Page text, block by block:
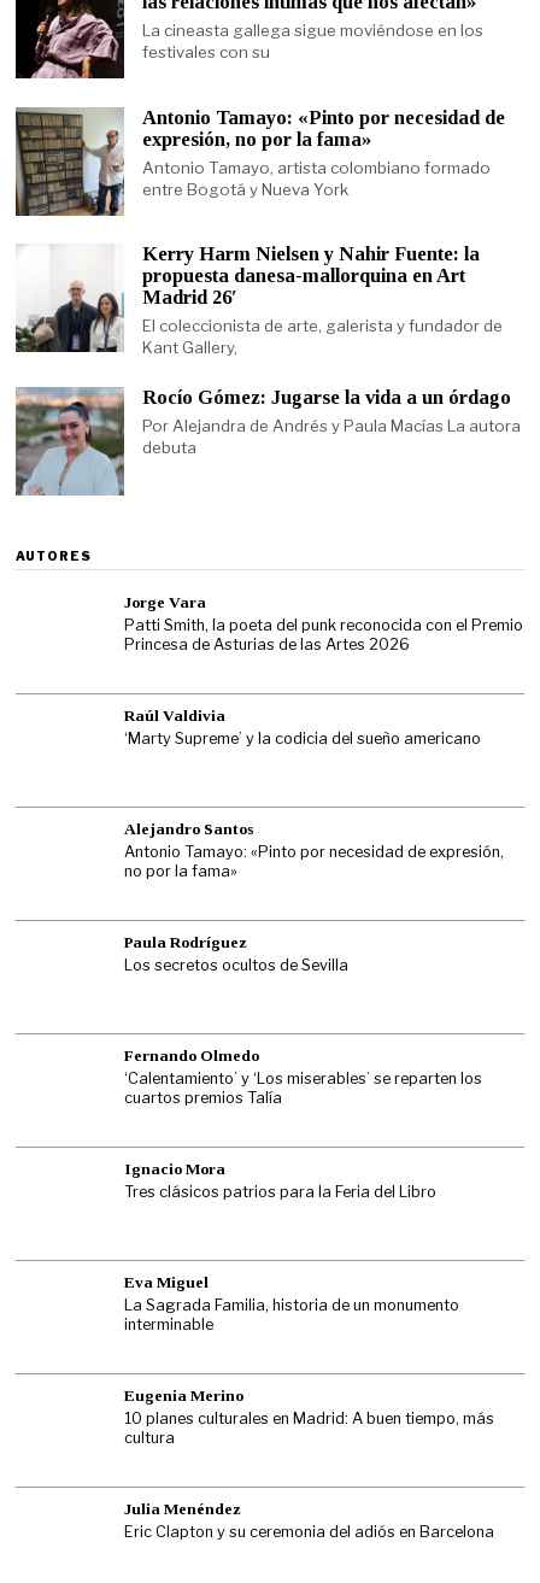
La cineasta gallega sigue moviéndose en los
festivales con su
Antonio Tamayo: «Pinto por necesidad de
expresión, no por la fama»
Antonio Tamayo, artista colombiano formado
entre Bogotá y Nueva York
Kerry Harm Nielsen y Nahir Fuente: la
propuesta danesa-mallorquina en Art
Madrid 26′
El coleccionista de arte, galerista y fundador de
Kant Gallery,
Rocío Gómez: Jugarse la vida a un órdago
Por Alejandra de Andrés y Paula Macías La autora
debuta
AUTORES
Jorge Vara
Patti Smith, la poeta del punk reconocida con el Premio
Princesa de Asturias de las Artes 2026
Raúl Valdivia
‘Marty Supreme’ y la codicia del sueño americano
Alejandro Santos
Antonio Tamayo: «Pinto por necesidad de expresión,
no por la fama»
Paula Rodríguez
Los secretos ocultos de Sevilla
Fernando Olmedo
‘Calentamiento’ y ‘Los miserables’ se reparten los
cuartos premios Talía
Ignacio Mora
Tres clásicos patrios para la Feria del Libro
Eva Miguel
La Sagrada Familia, historia de un monumento
interminable
Eugenia Merino
10 planes culturales en Madrid: A buen tiempo, más
cultura
Julia Menéndez
Eric Clapton y su ceremonia del adiós en Barcelona